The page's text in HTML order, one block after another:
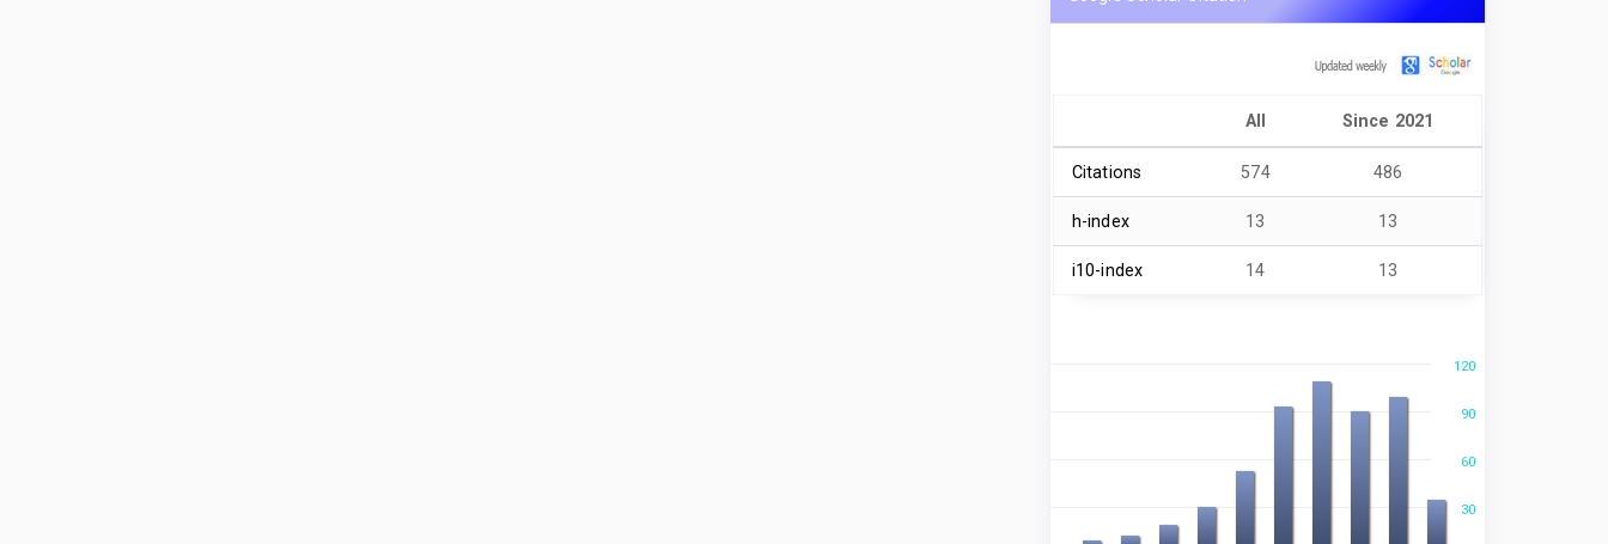
All Since 2021
Citations 574 486
h-index 13 13
i10-index 14 13
120
60
30
90